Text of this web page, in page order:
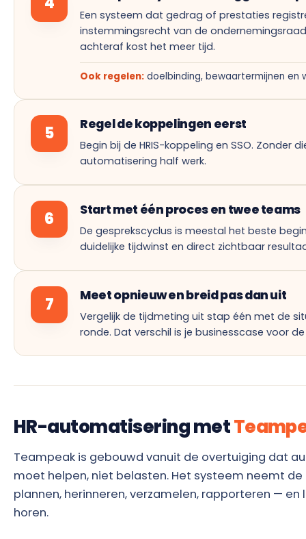
Een systeem dat gedrag of prestaties
instemmingsrecht van de
achteraf kost het meer tijd.
Ook regelen: doelbinding, bewaartermijnen en
5 Regel de koppelingen eerst
Begin bij de HRIS-koppeling en SSO. Zonder
automatisering half werk.
6 Start met één proces en twee teams
De gesprekscyclus is meestal het beste
duidelijke tijdwinst en direct zichtbaar
7 Meet opnieuw en breid pas dan uit
Vergelijk de tijdmeting uit stap één met de
ronde. Dat verschil is je businesscase voor
HR-automatisering met
Teampeak is gebouwd vanuit de overtuiging dat
moet helpen, niet belasten. Het systeem neemt
plannen, herinneren, verzamelen, rapporteren —
horen.